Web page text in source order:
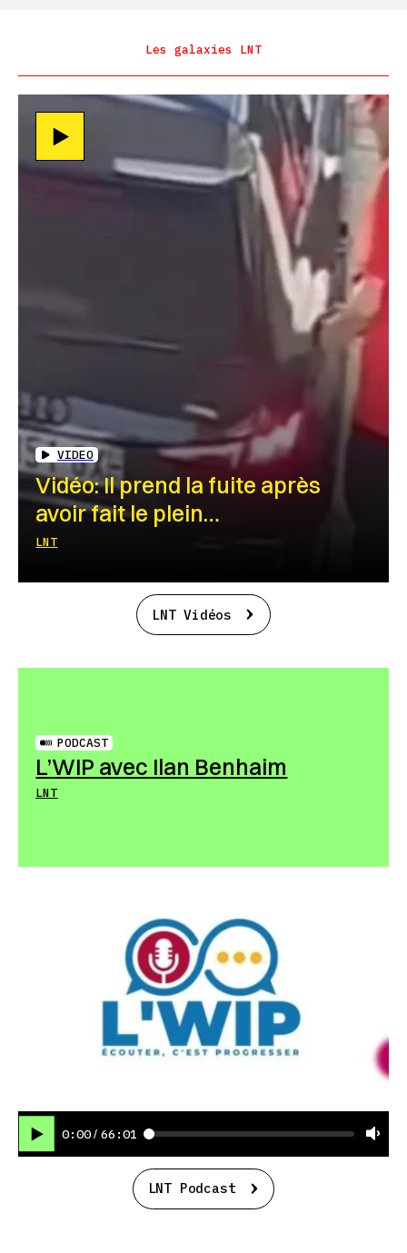
Les galaxies LNT
VIDEO
Vidéo: Il prend la fuite après
avoir fait le plein…
LNT
LNT Vidéos
PODCAST
L’WIP avec Ilan Benhaim
LNT
0:00 / 66:01
LNT Podcast